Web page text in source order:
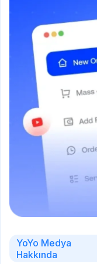
YoYo Medya
Hakkında